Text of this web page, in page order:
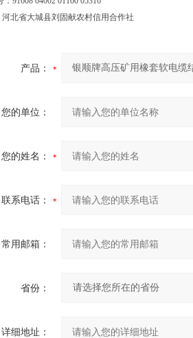
河北省大城县刘固献农村信用合作社
产品：
您的单位：
您的姓名：
联系电话：
常用邮箱：
省份：
详细地址：